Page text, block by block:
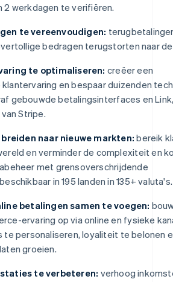
2 werkdagen te verifiëren.
te vereenvoudigen:
bedragen terugstorten naar
te optimaliseren: creëer een
en bespaar duizenden
gebouwde betalingsinterfaces en
Stripe.
naar nieuwe markten: bereik
en verminder de complexiteit en
met grensoverschrijdende
in 195 landen in 135+ valuta's.
betalingen samen te voegen:
ervaring op via online en fysieke
te personaliseren, loyaliteit te belonen
groeien.
te verbeteren: verhoog